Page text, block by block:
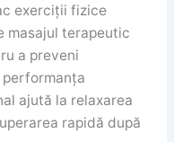
exerciții fizice
masajul terapeutic
a preveni
ajută la relaxarea
rapidă după